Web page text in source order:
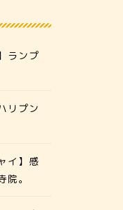
ランプ
リプン
イ】感
。